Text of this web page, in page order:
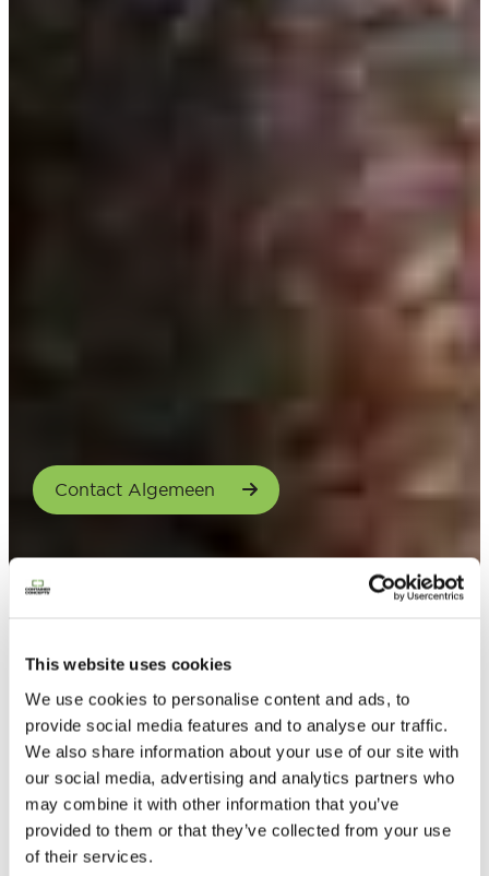
This website uses cookies
We use cookies to personalise content and ads, to
provide social media features and to analyse our traffic.
We also share information about your use of our site with
our social media, advertising and analytics partners who
may combine it with other information that you’ve
provided to them or that they’ve collected from your use
of their services.
Contact Algemeen